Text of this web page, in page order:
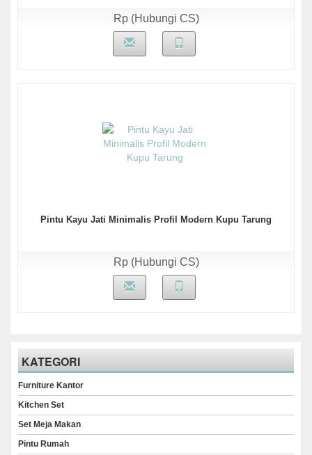
Rp (Hubungi CS)
Pintu Kayu Jati Minimalis Profil Modern Kupu Tarung
Rp (Hubungi CS)
KATEGORI
Furniture Kantor
Kitchen Set
Set Meja Makan
Pintu Rumah